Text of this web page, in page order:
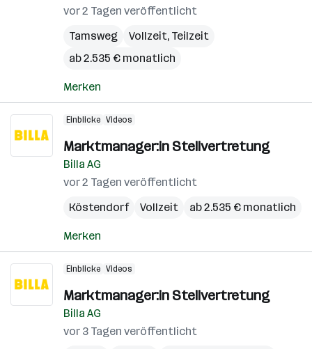
vor 2 Tagen veröffentlicht
Tamsweg
Vollzeit, Teilzeit
ab 2.535 € monatlich
Merken
Einblicke Videos
Marktmanager:in Stellvertretung
Billa AG
vor 2 Tagen veröffentlicht
Köstendorf
Vollzeit ab 2.535 € monatlich
Merken
Einblicke Videos
Marktmanager:in Stellvertretung
Billa AG
vor 3 Tagen veröffentlicht